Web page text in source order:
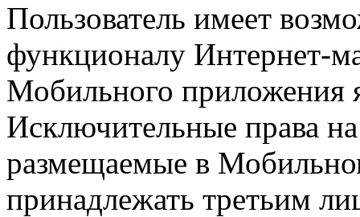
Пользователь имеет
функционалу Интернет-
Мобильного приложения
Исключительные права
размещаемые в
принадлежать третьим